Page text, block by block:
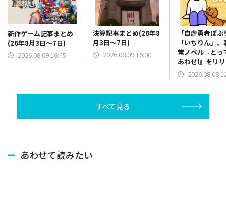
新作ゲーム記事まとめ
(26年8月3日～7日)
2026.08.09 16:45
決算記事まとめ(26年8
月3日～7日)
2026.08.09 16:00
「自虐勇者ぽ
「いちりん」
常ノベル『とっ
あわせ!』をリ
2026.08.08
すべて見る
あわせて読みたい